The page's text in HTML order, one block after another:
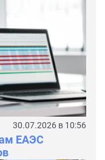
30.07.2026 в 10:56
ЕАЭС